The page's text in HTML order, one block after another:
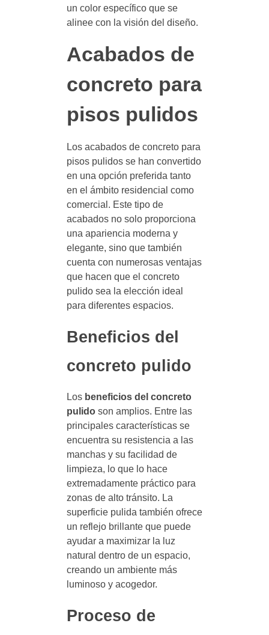
un color específico que se
alinee con la visión del diseño.
Acabados de
concreto para
pisos pulidos
Los acabados de concreto para
pisos pulidos se han convertido
en una opción preferida tanto
en el ámbito residencial como
comercial. Este tipo de
acabados no solo proporciona
una apariencia moderna y
elegante, sino que también
cuenta con numerosas ventajas
que hacen que el concreto
pulido sea la elección ideal
para diferentes espacios.
Beneficios del
concreto pulido
Los beneficios del concreto
pulidoson amplios. Entre las
principales características se
encuentra su resistencia a las
manchas y su facilidad de
limpieza, lo que lo hace
extremadamente práctico para
zonas de alto tránsito. La
superficie pulida también ofrece
un reflejo brillante que puede
ayudar a maximizar la luz
natural dentro de un espacio,
creando un ambiente más
luminoso y acogedor.
Proceso de